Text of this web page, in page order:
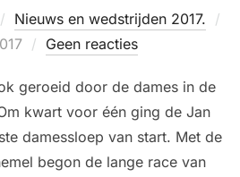
Nieuws en wedstrijden 2017.
Geen reacties
geroeid door de dames in de
kwart voor één ging de Jan
damessloep van start. Met de
begon de lange race van